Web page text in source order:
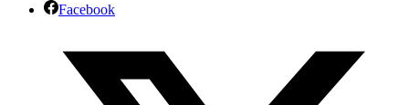
Facebook